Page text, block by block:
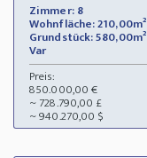
Zimmer: 8
Wohnfläche: 210,00m²
Grundstück: 580,00m²
Var
Preis:
850.000,00 €
~ 728.790,00 £
~ 940.270,00 $